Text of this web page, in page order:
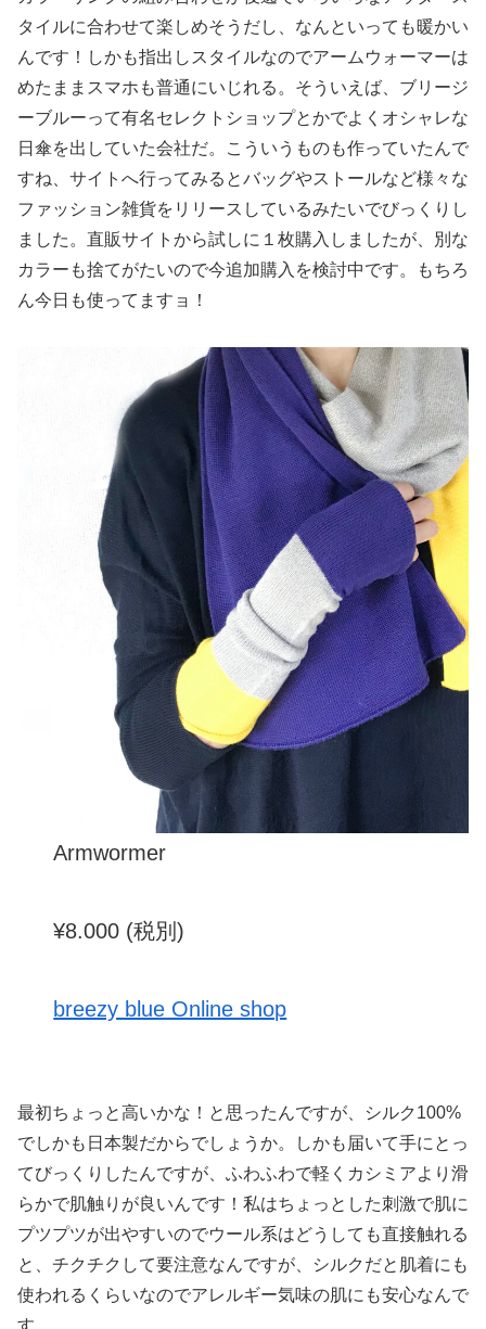
タイルに合わせて楽しめそうだし、なんといっても暖かい
んです！しかも指出しスタイルなのでアームウォーマーは
めたままスマホも普通にいじれる。そういえば、ブリージ
ーブルーって有名セレクトショップとかでよくオシャレな
日傘を出していた会社だ。こういうものも作っていたんで
すね、サイトへ行ってみるとバッグやストールなど様々な
ファッション雑貨をリリースしているみたいでびっくりし
ました。直販サイトから試しに１枚購入しましたが、別な
カラーも捨てがたいので今追加購入を検討中です。もちろ
ん今日も使ってますョ！
Armwormer
¥8.000 (税別)
breezy blue Online shop
最初ちょっと高いかな！と思ったんですが、シルク100%
でしかも日本製だからでしょうか。しかも届いて手にとっ
てびっくりしたんですが、ふわふわで軽くカシミアより滑
らかで肌触りが良いんです！私はちょっとした刺激で肌に
プツプツが出やすいのでウール系はどうしても直接触れる
と、チクチクして要注意なんですが、シルクだと肌着にも
使われるくらいなのでアレルギー気味の肌にも安心なんで